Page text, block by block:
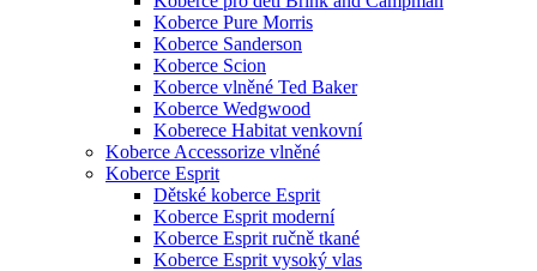
Koberce Pure Morris
Koberce Sanderson
Koberce Scion
Koberce vlněné Ted Baker
Koberce Wedgwood
Koberece Habitat venkovní
Koberce Accessorize vlněné
Koberce Esprit
Dětské koberce Esprit
Koberce Esprit moderní
Koberce Esprit ručně tkané
Koberce Esprit vysoký vlas